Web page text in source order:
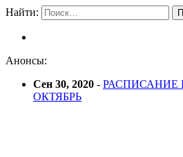
Найти:
Анонсы:
Сен 30, 2020 - РАСПИСАНИЕ
ОКТЯБРЬ